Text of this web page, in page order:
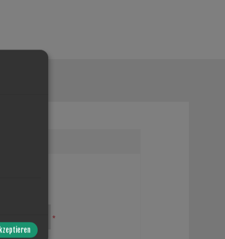
*